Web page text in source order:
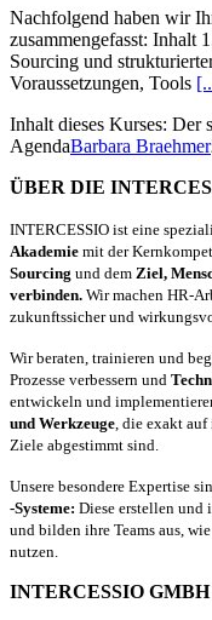
Nachfolgend haben wir
zusammengefasst:
Sourcing und
Voraussetzungen, Tools
Inhalt dieses Kurses: Der
AgendaBarbara Braehmer
ÜBER DIE
INTERCESSIO ist eine
Akademie mit der
Sourcing und dem Ziel,
verbinden. Wir machen HR-
zukunftssicher und
Wir beraten, trainieren und
Prozesse verbessern und
entwickeln und
und Werkzeuge , die exakt
Ziele abgestimmt sind.
Unsere besondere Expertise
-Systeme: Diese erstellen und
und bilden ihre Teams aus,
nutzen.
INTERCESSIO GMBH